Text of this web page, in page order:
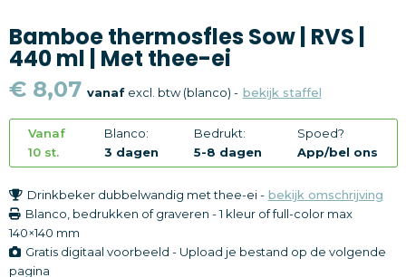
Textiel
Merken
Bamboe thermosfles Sow | RVS |
440 ml | Met thee-ei
€ 8,07 vanafexcl. btw (blanco) - bekijk staffel
Vanaf
10 st.
Blanco:
3 dagen
Bedrukt:
5-8 dagen
Spoed?
App/bel ons
Drinkbeker dubbelwandig met thee-ei -bekijk omschrijving
Blanco, bedrukken of graveren -1 kleur of full-color max
140×140 mm
Gratis digitaal voorbeeld - Upload je bestand op de volgende
pagina